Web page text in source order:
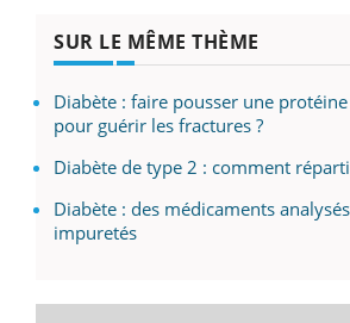
SUR LE MÊME THÈME
Diabète : faire pousser une
pour guérir les fractures ?
Diabète de type 2 : comment
Diabète : des médicaments
impuretés